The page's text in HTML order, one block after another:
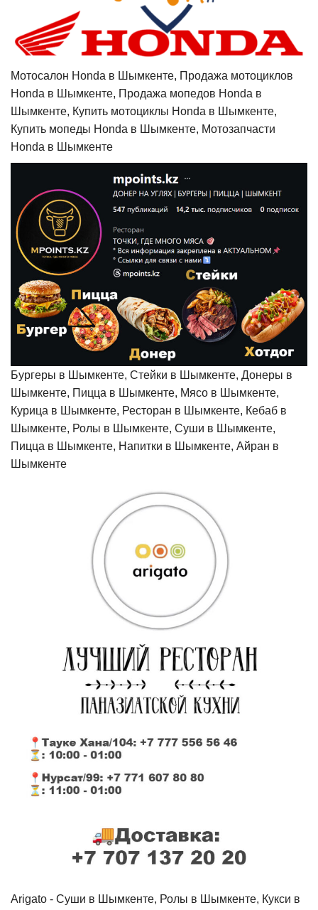
Мотосалон Honda в Шымкенте, Продажа мотоциклов
Honda в Шымкенте, Продажа мопедов Honda в
Шымкенте, Купить мотоциклы Honda в Шымкенте,
Купить мопеды Honda в Шымкенте, Мотозапчасти
Honda в Шымкенте
Бургеры в Шымкенте, Стейки в Шымкенте, Донеры в
Шымкенте, Пицца в Шымкенте, Мясо в Шымкенте,
Курица в Шымкенте, Ресторан в Шымкенте, Кебаб в
Шымкенте, Ролы в Шымкенте, Суши в Шымкенте,
Пицца в Шымкенте, Напитки в Шымкенте, Айран в
Шымкенте
Arigato - Cуши в Шымкенте, Ролы в Шымкенте, Кукси в